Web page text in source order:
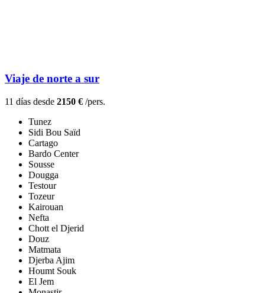
Viaje de norte a sur
11 días desde 2150 € /pers.
Tunez
Sidi Bou Saïd
Cartago
Bardo Center
Sousse
Dougga
Testour
Tozeur
Kairouan
Nefta
Chott el Djerid
Douz
Matmata
Djerba Ajim
Houmt Souk
El Jem